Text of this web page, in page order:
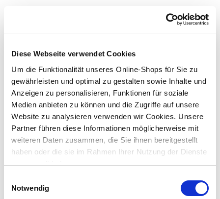
Diese Webseite verwendet Cookies
Um die Funktionalität unseres Online-Shops für Sie zu
gewährleisten und optimal zu gestalten sowie Inhalte und
Anzeigen zu personalisieren, Funktionen für soziale
Medien anbieten zu können und die Zugriffe auf unsere
Website zu analysieren verwenden wir Cookies. Unsere
Partner führen diese Informationen möglicherweise mit
weiteren Daten zusammen, die Sie ihnen bereitgestellt
haben oder die sie im Rahmen Ihrer Nutzung der Dienste
gesammelt haben.
Notwendig
FRÜHLING
GRÜNBELAG ENTFERNEN
Verhindere Materialschäden und dauerhafte
Oberflächenverfärbungen.
mehr erfahren